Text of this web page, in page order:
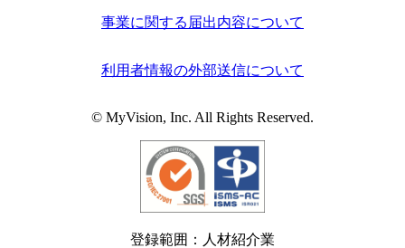
事業に関する届出内容について
利用者情報の外部送信について
© MyVision, Inc. All Rights Reserved.
登録範囲：人材紹介業